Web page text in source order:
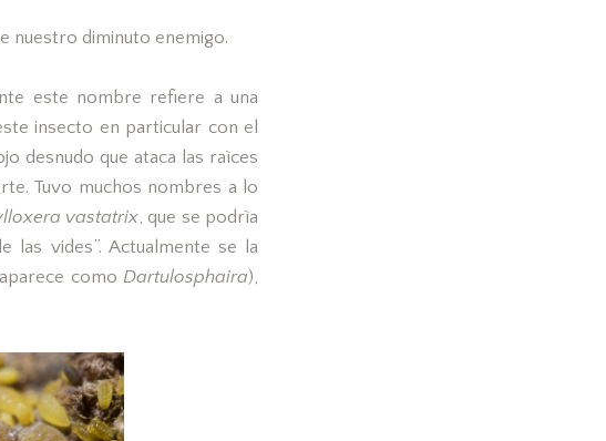
nuestro diminuto enemigo.
este nombre refiere a una
insecto en particular con el
desnudo que ataca las raìces
Tuvo muchos nombres a lo
vastatrix, que se podrìa
las vides”. Actualmente se la
como Dartulosphaira),